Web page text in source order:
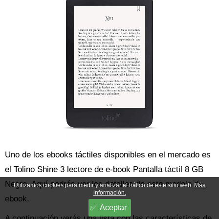
Uno de los ebooks táctiles disponibles en el mercado es
el Tolino Shine 3 lectore de e-book Pantalla táctil 8 GB
Negro. Aquí podrás ver los detalles de este modelo de
ebook.
Utilizamos cookies para medir y analizar el tráfico de este sitio web. Más
información.
Aceptar